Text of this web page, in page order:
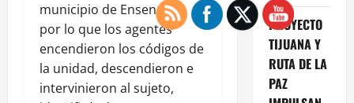
municipio de Ensenada,
por lo que los agentes
encendieron los códigos de
la unidad, descendieron e
intervinieron al sujeto,
PROYECTO
TIJUANA Y
RUTA DE LA
PAZ